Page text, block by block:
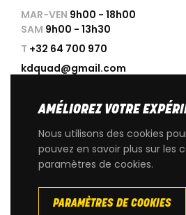
MAR-VEN 9h00 - 18h00
SAM 9h00 - 13h30
T +32 64 700 970
kdquad@gmail.com
AMÉLIOREZ VOTRE
Nous utilisons des cookies
pouvez en savoir plus sur les
paramètres de cookies.
PARAMÈTRES DE COOKIES